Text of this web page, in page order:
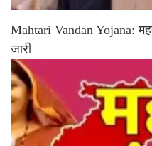
Mahtari Vandan Yojana:
जारी